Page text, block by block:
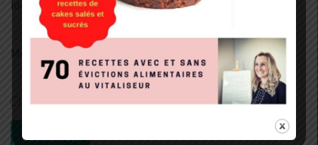
Identifiant:
Rester connecté
CONNEXION